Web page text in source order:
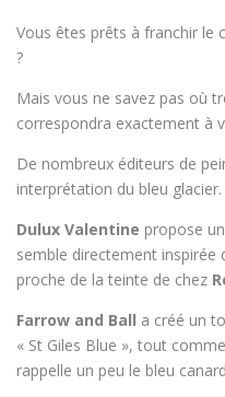
Vous êtes prêts à franchir le
?
Mais vous ne savez pas où
correspondra exactement à
De nombreux éditeurs de
interprétation du bleu glacier.
Dulux Valentine propose
semble directement inspirée
proche de la teinte de chez
Farrow and Ball a créé un
« St Giles Blue », tout
rappelle un peu le bleu